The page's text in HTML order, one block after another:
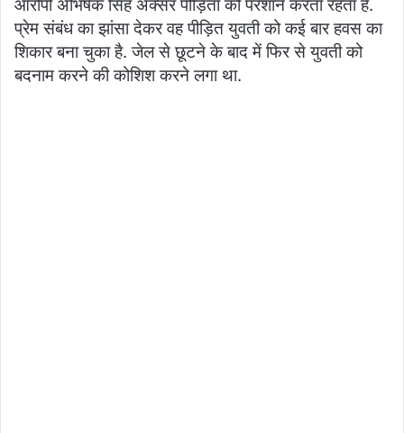
आरोपी अभिषेक सिंह अक्सर पीड़िता को परेशान करता रहता है.
प्रेम संबंध का झांसा देकर वह पीड़ित युवती को कई बार हवस का
शिकार बना चुका है. जेल से छूटने के बाद में फिर से युवती को
बदनाम करने की कोशिश करने लगा था.